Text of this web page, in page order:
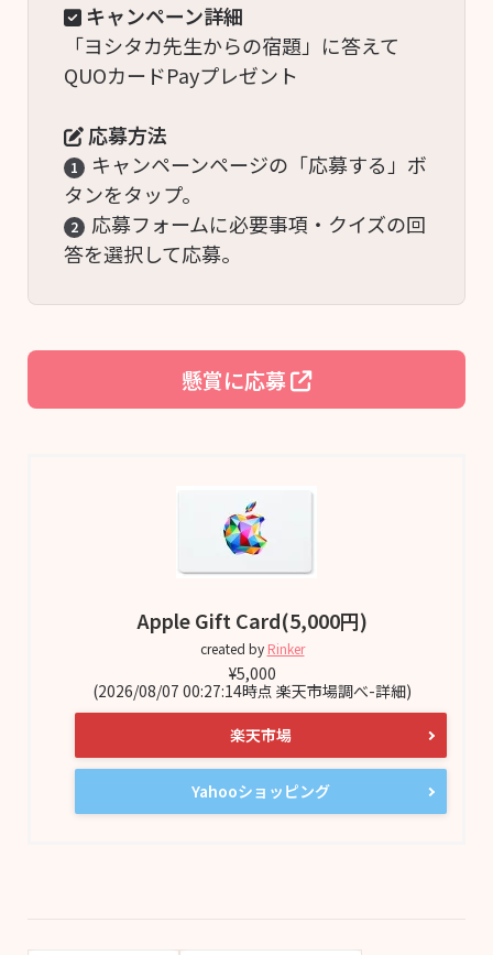
キャンペーン詳細
「ヨシタカ先生からの宿題」に答えて
QUOカードPayプレゼント
応募方法
1
キャンペーンページの「応募する」ボ
タンをタップ。
2
応募フォームに必要事項・クイズの回
答を選択して応募。
懸賞に応募
Apple Gift Card(5,000円)
created by Rinker
¥5,000
(2026/08/07 00:27:14時点 楽天市場調べ-詳細)
楽天市場
Yahooショッピング